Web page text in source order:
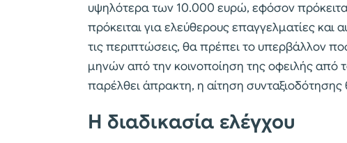
υψηλότερα των 10.000 ευρώ, εφόσον
πρόκειται για ελεύθερους επαγγελματίες
τις περιπτώσεις, θα πρέπει το υπερβάλλον
μηνών από την κοινοποίηση της οφειλής από
παρέλθει άπρακτη, η αίτηση
Η διαδικασία ελέγχου